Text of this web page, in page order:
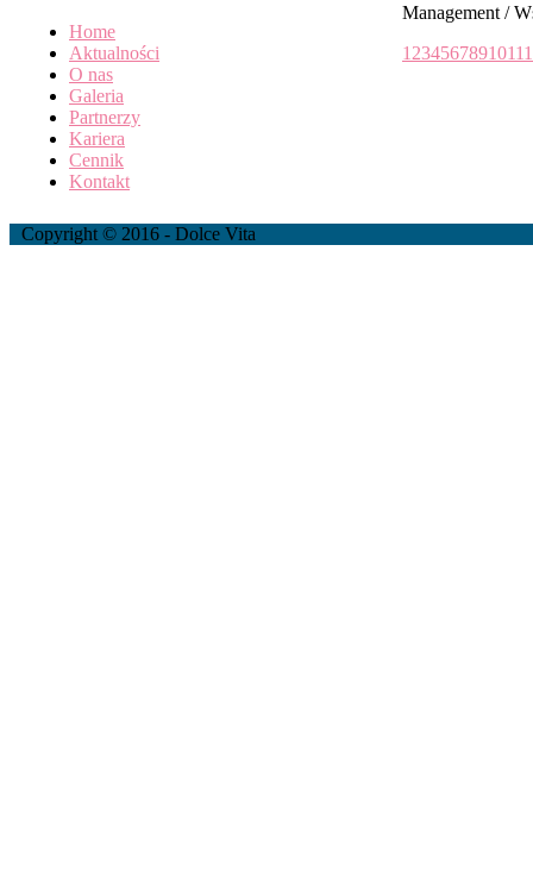
Home
Aktualności
O nas
Galeria
Partnerzy
Kariera
Cennik
Kontakt
Management /
1 234567891011
Copyright © 2016 - Dolce Vita